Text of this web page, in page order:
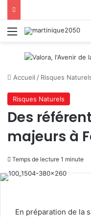
Menu
Accueil / Risques
Risques Naturels
Des
majeurs à
Temps de lecture 1 minute
En préparation de la